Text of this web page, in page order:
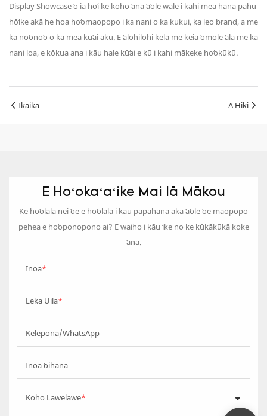
Display Showcase ʻo ia hoʻi ke koho ʻana ʻaʻole wale i kahi mea hana pahu
hōʻike akā he hoa hoʻomaopopo i ka nani o ka kukui, ka leo brand, a me
ka noʻonoʻo o ka mea kūʻai aku. E ʻālohilohi kēlā me kēia ʻōmole ʻala me ka
nani loa, e kōkua ana i kāu hale kūʻai e kū i kahi mākeke hoʻokūkū.
Ikaika A Hiki
E Hoʻokaʻaʻike Mai Iā Mākou
Ke hoʻolālā nei ʻoe e hoʻolālā i kāu papahana akā ʻaʻole ʻoe maopopo
pehea e hoʻoponopono ai? E waiho i kāu ʻike no ke kūkākūkā koke
ʻana.
Inoa
Leka Uila
Kelepona/WhatsApp
Inoa ʻoihana
Koho Lawelawe